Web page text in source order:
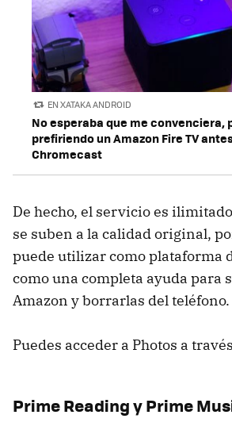
EN XATAKA ANDROID
No esperaba que me convenciera,
prefiriendo un Amazon Fire TV
Chromecast
De hecho, el servicio es
se suben a la calidad original,
puede utilizar como plataforma
como una completa ayuda para
Amazon y borrarlas del teléfono.
Puedes acceder a Photos a
Prime Reading y Prime